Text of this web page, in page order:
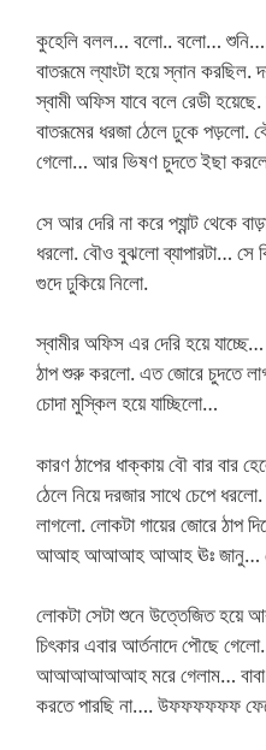
কুহেলি বলল… বলো.. বলো…
বাতরূমে ল্যাংটা হয়ে স্নান
স্বামী অফিস যাবে বলে রেডী
বাতরূমের ধরজা ঠেলে ঢুকে পড়লো.
গেলো… আর ভিষণ চুদতে ইছা
সে আর দেরি না করে প্যান্ট থেকে
ধরলো. বৌও বুঝলো ব্যাপারটা… সে
গুদে ঢুকিয়ে নিলো.
স্বামীর অফিস এর দেরি হয়ে
ঠাপ শুরু করলো. এত জোরে চুদতে
চোদা মুস্কিল হয়ে যাচ্ছিলো…
কারণ ঠাপের ধাক্কায় বৌ বার বার
ঠেলে নিয়ে দরজার সাথে চেপে
লাগলো. লোকটা গায়ের জোরে ঠাপ
আআহ আআআহ আআহ ঊঃ জানু…
লোকটা সেটা শুনে উত্তেজিত হয়ে
চিৎকার এবার আর্তনাদে পৌছে
আআআআআআহ মরে গেলাম… বাবা
করতে পারছি না…. উফফফফফফ